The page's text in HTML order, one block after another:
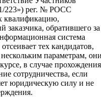
223») рег. № РОСС
квалификацию,
заказчика, обратившего за
система
тех кандидатов,
параметрам,
в случае прохождения
сотрудничества, если
юридическую силу и не